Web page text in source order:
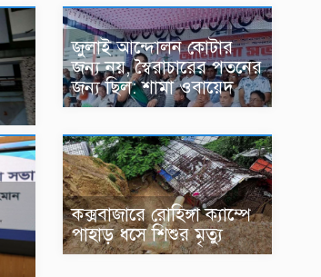
জুলাই আন্দোলন কোটার
জন্য নয়, স্বৈরাচারের পতনের
জন্য ছিল: শামা ওবায়েদ
কক্সবাজারে রোহিঙ্গা ক্যাম্পে
পাহাড় ধসে শিশুর মৃত্যু